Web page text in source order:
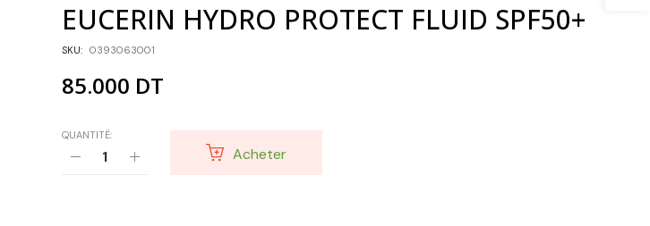
EUCERIN HYDRO PROTECT FLUID SPF50+
SKU: 0393063001
85.000 DT
QUANTITÉ:
Acheter